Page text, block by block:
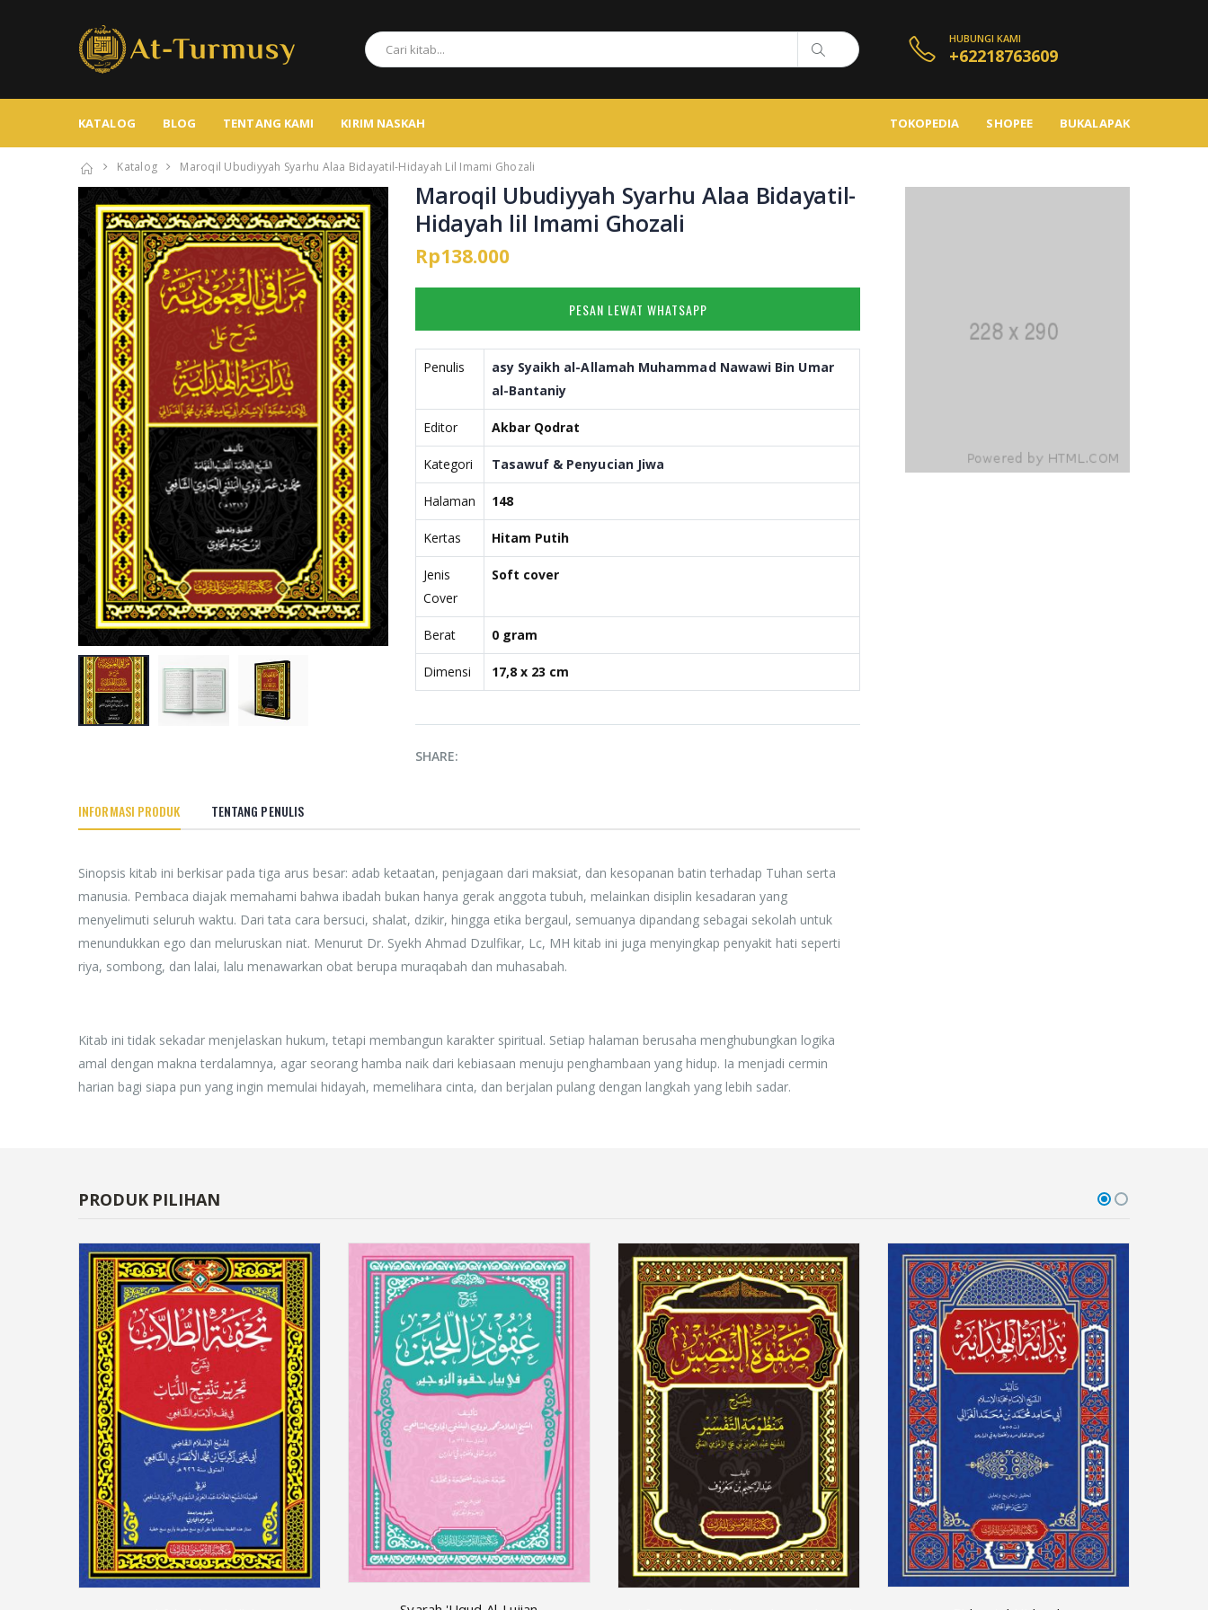
HUBUNGI KAMI
+62218763609
KATALOG BLOG TENTANG KAMI KIRIM NASKAH BUKALAPAK
SHOPEE
TOKOPEDIA
Katalog Maroqil Ubudiyyah Syarhu Alaa Bidayatil-Hidayah Lil Imami Ghozali
Maroqil Ubudiyyah Syarhu Alaa Bidayatil-
Hidayah lil Imami Ghozali
Rp138.000
PESAN LEWAT WHATSAPP
Penulis
asy Syaikh al-Allamah Muhammad Nawawi Bin Umar
al-Bantaniy
Editor Akbar Qodrat
Kategori Tasawuf & Penyucian Jiwa
Halaman 148
Kertas Hitam Putih
Jenis
Cover
Soft cover
Berat 0 gram
Dimensi 17,8 x 23 cm
SHARE:
INFORMASI PRODUK TENTANG PENULIS
Sinopsis kitab ini berkisar pada tiga arus besar: adab ketaatan, penjagaan dari maksiat, dan kesopanan batin terhadap Tuhan serta
manusia. Pembaca diajak memahami bahwa ibadah bukan hanya gerak anggota tubuh, melainkan disiplin kesadaran yang
menyelimuti seluruh waktu. Dari tata cara bersuci, shalat, dzikir, hingga etika bergaul, semuanya dipandang sebagai sekolah untuk
menundukkan ego dan meluruskan niat. Menurut Dr. Syekh Ahmad Dzulfikar, Lc, MH kitab ini juga menyingkap penyakit hati seperti
riya, sombong, dan lalai, lalu menawarkan obat berupa muraqabah dan muhasabah.
Kitab ini tidak sekadar menjelaskan hukum, tetapi membangun karakter spiritual. Setiap halaman berusaha menghubungkan logika
amal dengan makna terdalamnya, agar seorang hamba naik dari kebiasaan menuju penghambaan yang hidup. Ia menjadi cermin
harian bagi siapa pun yang ingin memulai hidayah, memelihara cinta, dan berjalan pulang dengan langkah yang lebih sadar.
PRODUK PILIHAN